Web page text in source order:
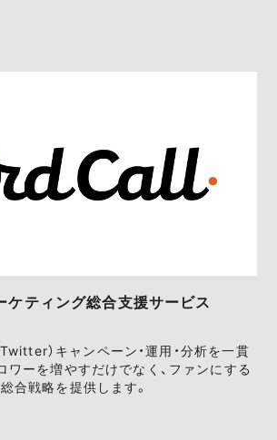
ケティング総合支援サービス
Twitter）キャンペーン・運用・分析を一貫
ワーを増やすだけでなく、ファンにする
合戦略を提供します。